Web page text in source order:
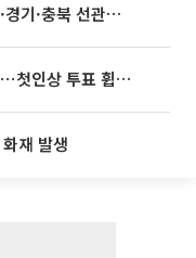
위 등 추가 압수수색
‘나솔사계’ 국화, 결별 후 재등장⋯첫인상 투표 휩쓸고 ‘인기녀’ 등극
재 발생